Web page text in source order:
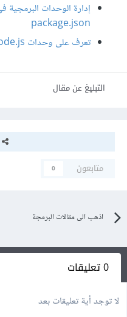
package.json
تعرف على وحدات Node.js الأساسية
التبليغ عن مقال
متابعون
0
اذهب الى مقالات البرمجة
0 تعليقات
لا توجد أية تعليقات بعد